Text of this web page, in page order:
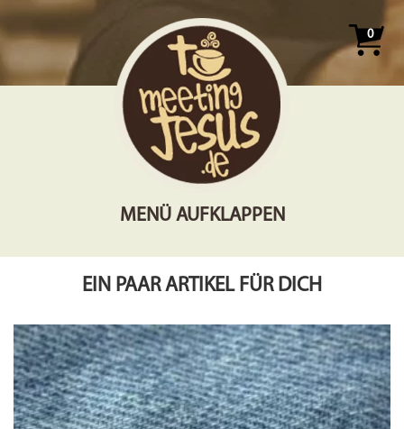
0
MENÜ AUFKLAPPEN
EIN PAAR ARTIKEL FÜR DICH